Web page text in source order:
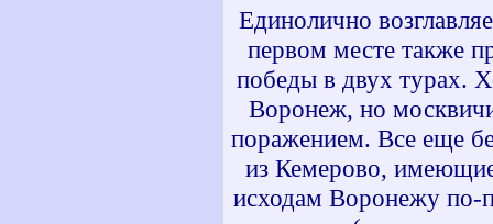
Единолично
первом месте также
победы в двух турах.
Воронеж, но
поражением. Все еще
из Кемерово,
исходам Воронежу по-